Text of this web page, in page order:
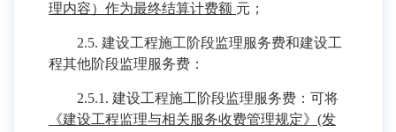
理内容）作为最终结算计费额 元；
2.5. 建设工程施工阶段监理服务费和建设工
程其他阶段监理服务费：
2.5.1. 建设工程施工阶段监理服务费：可将
《建设工程监理与相关服务收费管理规定》(发